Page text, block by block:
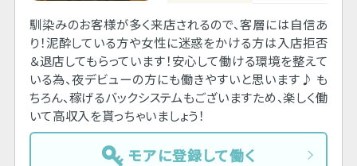
馴染みのお客様が多く来店されるので、客層には自信あ
り！泥酔している方や女性に迷惑をかける方は入店拒否
＆退店してもらっています！安心して働ける環境を整えて
いる為、夜デビューの方にも働きやすいと思います♪ も
ちろん、稼げるバックシステムもございますため、楽しく働
いて高収入を貰っちゃいましょう！
モアに登録して働く